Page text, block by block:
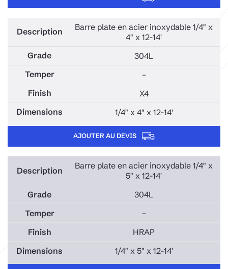
Barre plate en acier inoxydable 1/4" x
4" x 12-14'
304L
–
X4
1/4" x 4" x 12-14'
AJOUTER AU DEVIS
Barre plate en acier inoxydable 1/4" x
5" x 12-14'
304L
–
HRAP
1/4" x 5" x 12-14'